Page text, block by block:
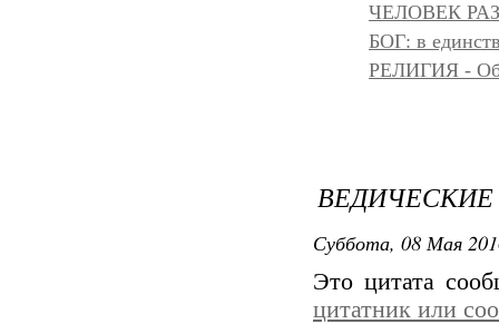
ЧЕЛОВЕК
БОГ: в
РЕЛИГИЯ -
ВЕДИЧЕСКИЕ
Суббота, 08 Мая
Это цитата
цитатник или